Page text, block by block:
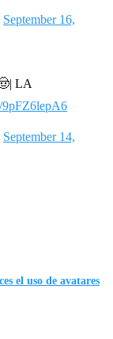
September 16,
LA
9pFZ6lepA6
September 14,
el uso de avatares